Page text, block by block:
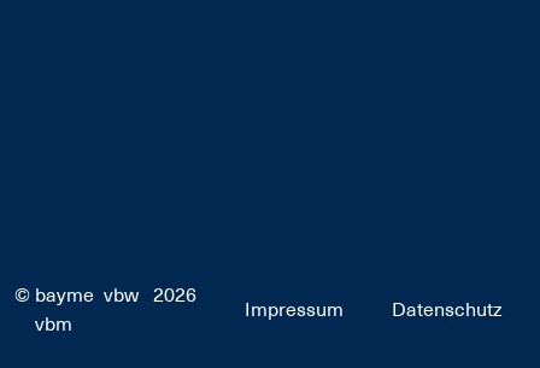
© bayme
vbm
vbw 2026
Impressum Datenschutz